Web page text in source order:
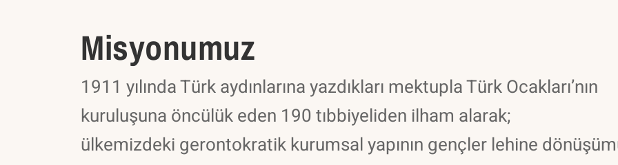
Misyonumuz
1911 yılında Türk aydınlarına yazdıkları mektupla Türk Ocakları’nın
kuruluşuna öncülük eden 190 tıbbiyeliden ilham alarak;
ülkemizdeki gerontokratik kurumsal yapının gençler lehine